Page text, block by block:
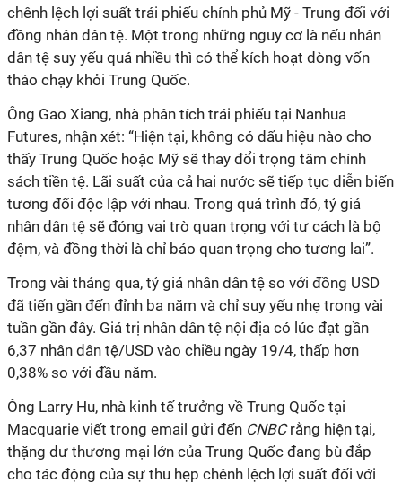
chênh lệch lợi suất trái phiếu chính phủ Mỹ - Trung đối với
đồng nhân dân tệ. Một trong những nguy cơ là nếu nhân
dân tệ suy yếu quá nhiều thì có thể kích hoạt dòng vốn
tháo chạy khỏi Trung Quốc.
Ông Gao Xiang, nhà phân tích trái phiếu tại Nanhua
Futures, nhận xét: “Hiện tại, không có dấu hiệu nào cho
thấy Trung Quốc hoặc Mỹ sẽ thay đổi trọng tâm chính
sách tiền tệ. Lãi suất của cả hai nước sẽ tiếp tục diễn biến
tương đối độc lập với nhau. Trong quá trình đó, tỷ giá
nhân dân tệ sẽ đóng vai trò quan trọng với tư cách là bộ
đệm, và đồng thời là chỉ báo quan trọng cho tương lai”.
Trong vài tháng qua, tỷ giá nhân dân tệ so với đồng USD
đã tiến gần đến đỉnh ba năm và chỉ suy yếu nhẹ trong vài
tuần gần đây. Giá trị nhân dân tệ nội địa có lúc đạt gần
6,37 nhân dân tệ/USD vào chiều ngày 19/4, thấp hơn
0,38% so với đầu năm.
Ông Larry Hu, nhà kinh tế trưởng về Trung Quốc tại
Macquarie viết trong email gửi đến CNBCrằng hiện tại,
thặng dư thương mại lớn của Trung Quốc đang bù đắp
cho tác động của sự thu hẹp chênh lệch lợi suất đối với